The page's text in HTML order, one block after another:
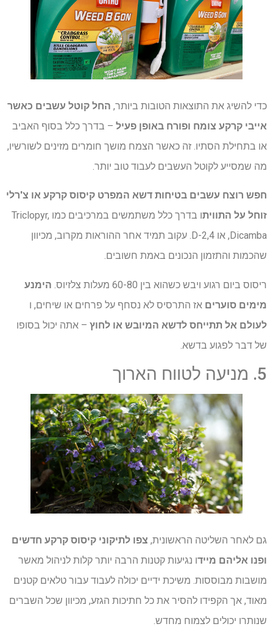
כדי להשיג את התוצאות הטובות ביותר, החל קוטל עשבים כאשר
אייבי קרקע צומח ופורח באופן פעיל – בדרך כלל בסוף האביב
או בתחילת הסתיו. זה כאשר הצמח מושך חומרים מזינים לשורשיו,
מה שמסייע לקוטל העשבים לעבוד טוב יותר.
חפש רוצח עשבים בטיחות דשא המפרט קיסוס קרקע או צ'רלי
זוחל על התווית
ו בדרך כלל משתמשים במרכיבים כמו Triclopyr,
Dicamba, או 2,4-D. עקוב תמיד אחר ההוראות מקרוב, מכיוון
שהכמות והתזמון הנכונים באמת חשובים.
ריסוס ביום רגוע ויבש כשהוא בין 60-80 מעלות צלזיוס.
הימנע
מימים סוערים אז התרסיס לא נסחף על פרחים או שיחים, ו
לעולם אל תתייחס לדשא המיובש או לחוץ – אתה יכול בסופו
של דבר לפגוע בדשא.
5. מניעה לטווח הארוך
גם לאחר השליטה הראשונית, צפו לתיקוני קיסוס קרקע חדשים
ופנו אליהם מיידו נגיעות קטנות הרבה יותר קלות לניהול מאשר
מושבות מבוססות. משיכת ידיים יכולה לעבוד עבור טלאים קטנים
מאוד, אך הקפידו להסיר את כל חתיכות הגזע, מכיוון שכל השברים
שנותרו יכולים לצמוח מחדש.